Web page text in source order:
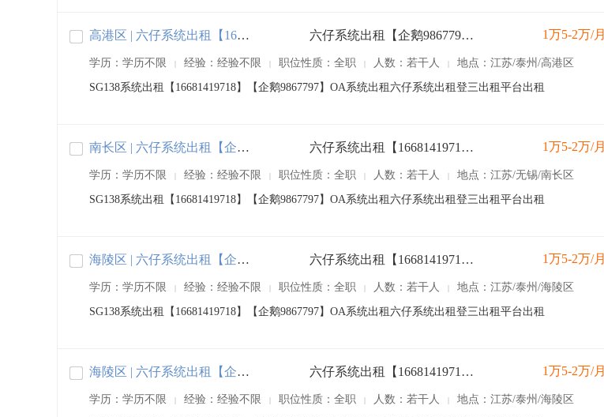
高港区 | 六仔系统出租【16681419718】 六仔系统出租【企鹅9867797】 1万5-2万/月
学历：学历不限 | 经验：经验不限 | 职位性质：全职 | 人数：若干人 | 地点：江苏/泰州/高港区
SG138系统出租【16681419718】【企鹅9867797】OA系统出租六仔系统出租登三出租平台出租
南长区 | 六仔系统出租【企鹅9867797】 六仔系统出租【16681419718】 1万5-2万/月
学历：学历不限 | 经验：经验不限 | 职位性质：全职 | 人数：若干人 | 地点：江苏/无锡/南长区
SG138系统出租【16681419718】【企鹅9867797】OA系统出租六仔系统出租登三出租平台出租
海陵区 | 六仔系统出租【企鹅9867797】 六仔系统出租【16681419718】 1万5-2万/月
学历：学历不限 | 经验：经验不限 | 职位性质：全职 | 人数：若干人 | 地点：江苏/泰州/海陵区
SG138系统出租【16681419718】【企鹅9867797】OA系统出租六仔系统出租登三出租平台出租
海陵区 | 六仔系统出租【企鹅9867797】 六仔系统出租【16681419718】 1万5-2万/月
学历：学历不限 | 经验：经验不限 | 职位性质：全职 | 人数：若干人 | 地点：江苏/泰州/海陵区